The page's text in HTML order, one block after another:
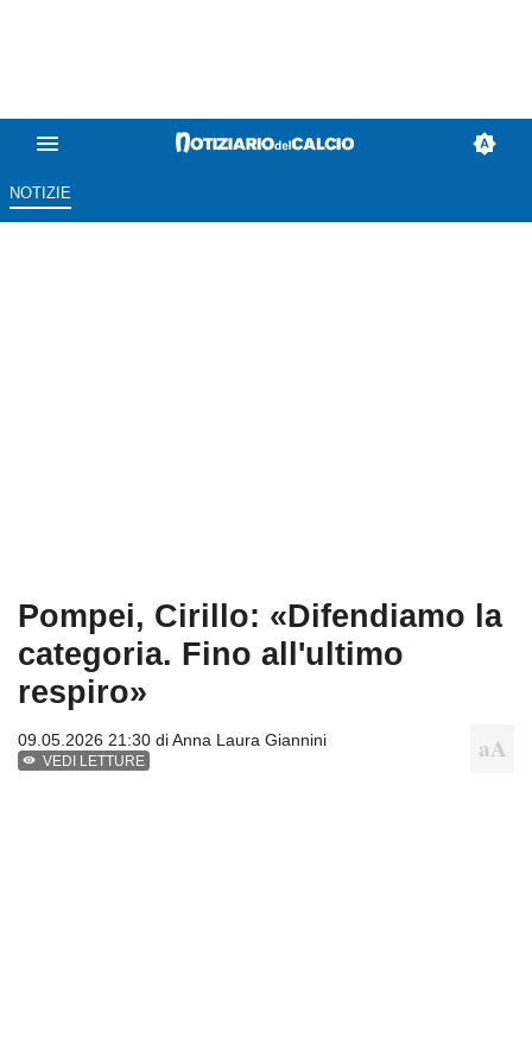
NOTIZIE
Pompei, Cirillo: «Difendiamo la
categoria. Fino all'ultimo
respiro»
09.05.2026 21:30 diAnna Laura Giannini
VEDI LETTURE